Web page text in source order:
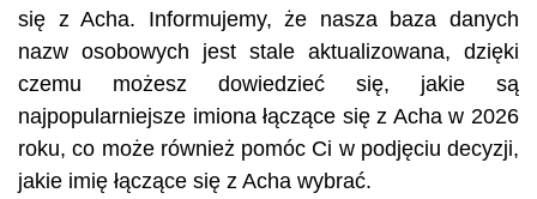
się z Acha. Informujemy, że nasza baza danych
nazw osobowych jest stale aktualizowana, dzięki
czemu możesz dowiedzieć się, jakie są
najpopularniejsze imiona łączące się z Acha w 2026
roku, co może również pomóc Ci w podjęciu decyzji,
jakie imię łączące się z Acha wybrać.